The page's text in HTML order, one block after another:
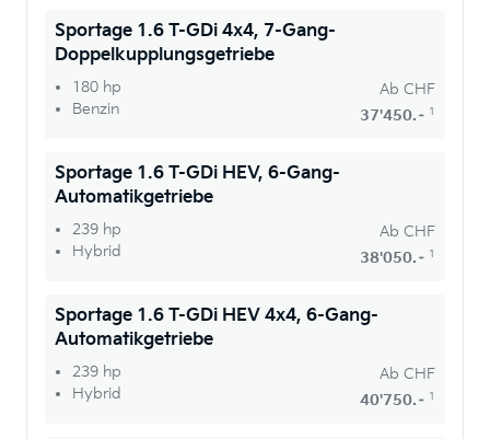
Sportage 1.6 T-GDi 4x4, 7-Gang-
Doppelkupplungsgetriebe
180 hp
Benzin
Ab CHF
37'450.– 1
Sportage 1.6 T-GDi HEV, 6-Gang-
Automatikgetriebe
239 hp
Hybrid
Ab CHF
38'050.– 1
Sportage 1.6 T-GDi HEV 4x4, 6-Gang-
Automatikgetriebe
239 hp
Hybrid
Ab CHF
40'750.– 1